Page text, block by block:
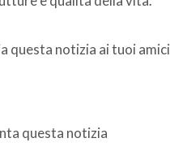
questa notizia ai tuoi amici
questa notizia